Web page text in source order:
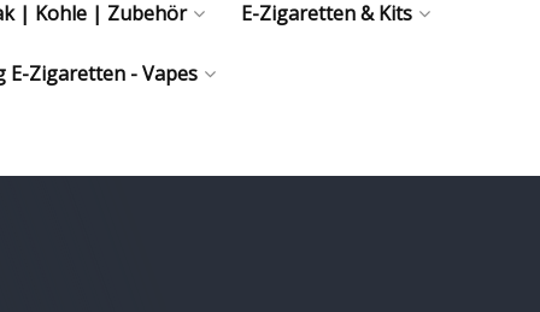
| Kohle | Zubehör E-Zigaretten & Kits
E-Zigaretten - Vapes